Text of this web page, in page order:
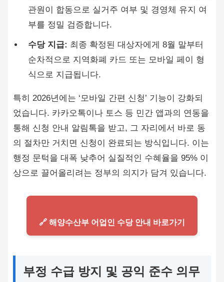
관원이 합동으로 실거주 여부 및 경영체 유지 여
부를 정밀 검증합니다.
수당 지급: 최종 확정된 대상자에게 8월 말부터
순차적으로 지역화폐 카드 또는 모바일 페이 형
식으로 지급됩니다.
특히 2026년에는 ‘모바일 간편 신청’ 기능이 강화되
었습니다. 카카오톡이나 토스 등 민간 앱과의 연동을
통해 신청 안내 알림톡을 받고, 그 자리에서 바로 동
의 절차만 거치면 신청이 완료되는 방식입니다. 이는
행정 문턱을 대폭 낮추어 실질적인 수혜율을 95% 이
상으로 끌어올리려는 정부의 의지가 담겨 있습니다.
🔗 해양수산부 어업인 수당 안내 바로가기
부정 수급 방지 및 공익 준수 의무